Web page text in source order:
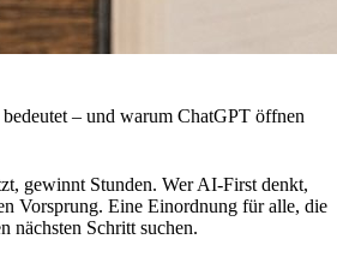
– und warum ChatGPT öffnen
gewinnt Stunden. Wer AI-First denkt,
Vorsprung. Eine Einordnung für alle, die
nächsten Schritt suchen.